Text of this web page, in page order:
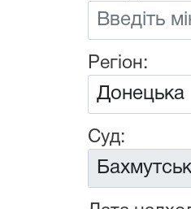
Регіон:
Суд: